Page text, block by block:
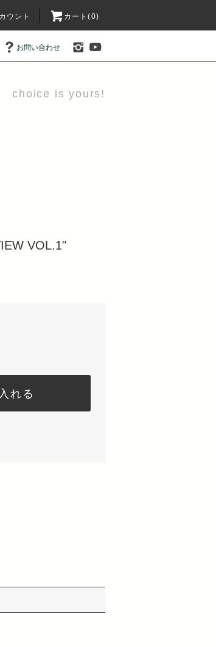
ウント カート(0)
お問い合わせ
choice is yours!
VOL.1"
れる